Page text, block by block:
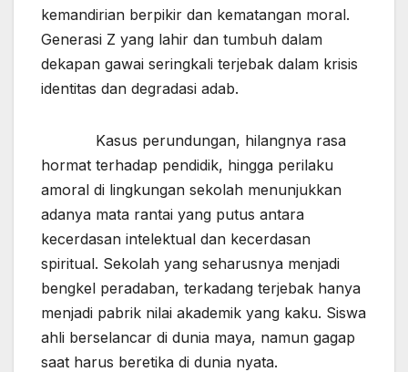
kemandirian berpikir dan kematangan moral.
Generasi Z yang lahir dan tumbuh dalam
dekapan gawai seringkali terjebak dalam krisis
identitas dan degradasi adab.
Kasus perundungan, hilangnya rasa
hormat terhadap pendidik, hingga perilaku
amoral di lingkungan sekolah menunjukkan
adanya mata rantai yang putus antara
kecerdasan intelektual dan kecerdasan
spiritual. Sekolah yang seharusnya menjadi
bengkel peradaban, terkadang terjebak hanya
menjadi pabrik nilai akademik yang kaku. Siswa
ahli berselancar di dunia maya, namun gagap
saat harus beretika di dunia nyata.